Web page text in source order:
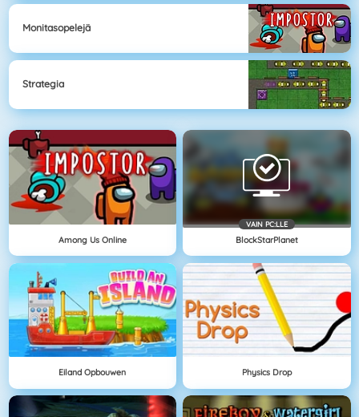
Monitasopelejä
Strategia
Among Us Online
VAIN PC:LLE
BlockStarPlanet
Eiland Opbouwen Physics Drop